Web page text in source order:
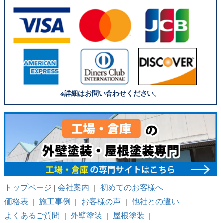
※詳細はお問い合わせください。
トップページ | 会社案内 ｜ 初めてのお客様へ
価格表 ｜ 施工事例 ｜ お客様の声｜ 他社との違い
よくあるご質問 ｜ 外壁塗装 ｜ 屋根塗装 ｜